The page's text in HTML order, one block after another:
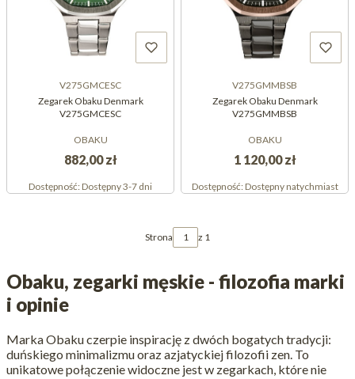
V275GMCESC
Zegarek Obaku Denmark
V275GMCESC
OBAKU
882,00 zł
Dostępność:Dostępny 3-7 dni
V275GMMBSB
Zegarek Obaku Denmark
V275GMMBSB
OBAKU
1 120,00 zł
Dostępność:Dostępny natychmiast
Strona z 1
Obaku, zegarki męskie - filozofia marki
i opinie
Marka Obaku czerpie inspirację z dwóch bogatych tradycji:
duńskiego minimalizmu oraz azjatyckiej filozofii zen. To
unikatowe połączenie widoczne jest w zegarkach, które nie